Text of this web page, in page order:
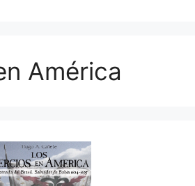
América